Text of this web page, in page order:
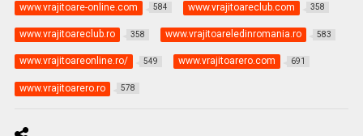
www.vrajitoare-online.com 584 www.vrajitoareclub.com 358
www.vrajitoareclub.ro 358 www.vrajitoareledinromania.ro 583
www.vrajitoareonline.ro/ 549 www.vrajitoarero.com 691
www.vrajitoarero.ro 578